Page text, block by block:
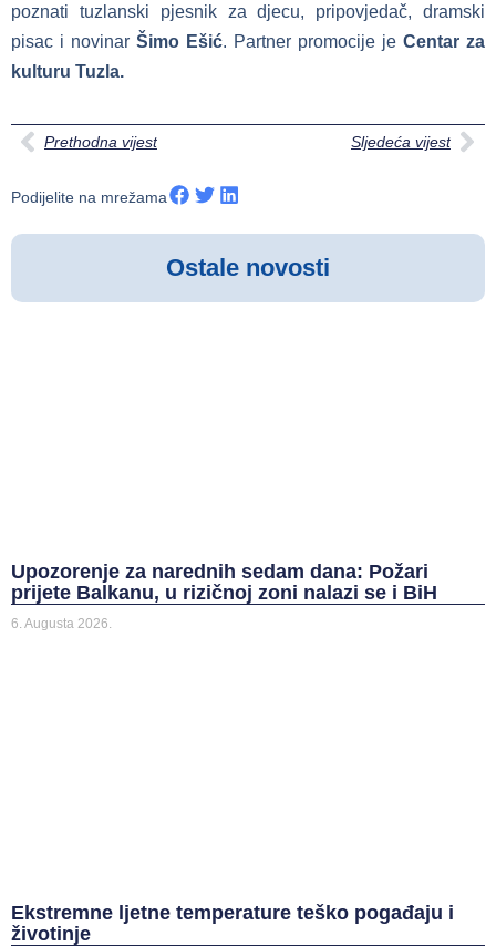
poznati tuzlanski pjesnik za djecu, pripovjedač, dramski
pisac i novinar Šimo Ešić. Partner promocije je Centar za
kulturu Tuzla.
Prethodna vijest Sljedeća vijest
Podijelite na mrežama
Ostale novosti
Upozorenje za narednih sedam dana: Požari
prijete Balkanu, u rizičnoj zoni nalazi se i BiH
6. Augusta 2026.
Ekstremne ljetne temperature teško pogađaju i
životinje